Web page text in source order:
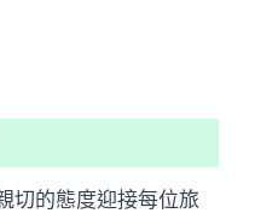
切的態度迎接每位旅